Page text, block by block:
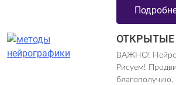
ВАЖНО!
Рисуем!
благополучию,